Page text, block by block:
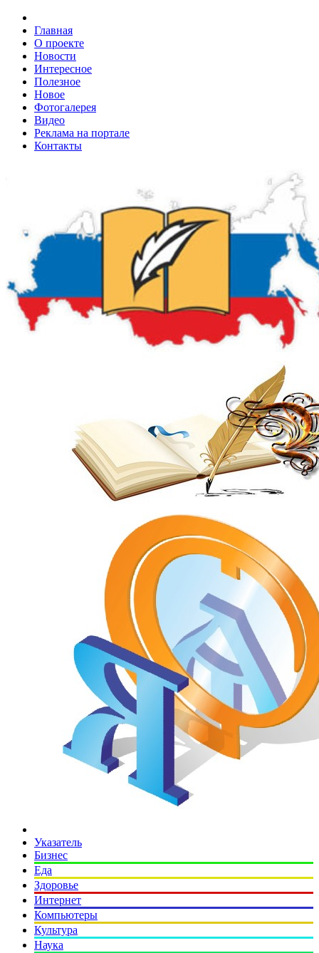
Главная
О проекте
Новости
Интересное
Полезное
Новое
Фотогалерея
Видео
Реклама на портале
Контакты
Указатель
Бизнес
Еда
Здоровье
Интернет
Компьютеры
Культура
Наука